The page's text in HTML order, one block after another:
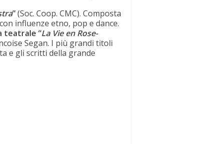
”(Soc. Coop. CMC). Composta
influenze etno, pop e dance.
teatrale “La Vie en Rose-
Segan. I più grandi titoli
e gli scritti della grande